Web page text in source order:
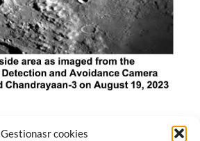
Gestionasr cookies